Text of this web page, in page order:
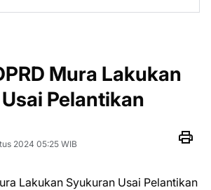
Mura Lakukan
Pelantikan
2024 05:25 WIB
Lakukan Syukuran Usai Pelantikan